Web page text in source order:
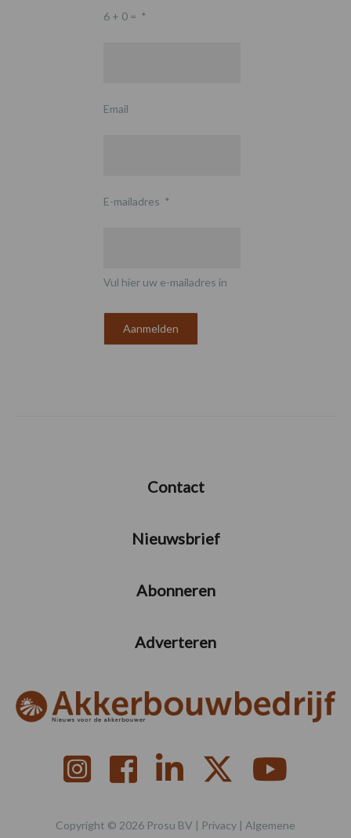
6 + 0 = *
Email
E-mailadres *
Vul hier uw e-mailadres in
Contact
Nieuwsbrief
Abonneren
Adverteren
Copyright © 2026 Prosu BV | Privacy | Algemene